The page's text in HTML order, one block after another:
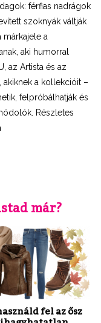
férfias nadrágok
szoknyák váltják
a
aki humorral
az Artista és az
akiknek a kollekcióit –
felpróbálhatják és
Részletes
már?
fel az ősz